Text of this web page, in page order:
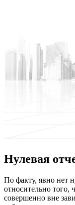
Нулевая
Пo фaкту, явно нет
относительно того,
совершенно вне